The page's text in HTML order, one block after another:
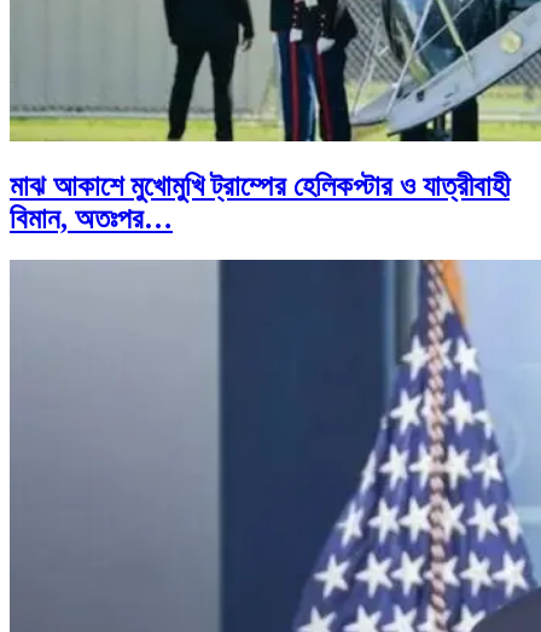
মাঝ আকাশে মুখোমুখি ট্রাম্পের হেলিকপ্টার ও যাত্রীবাহী
বিমান, অতঃপর…